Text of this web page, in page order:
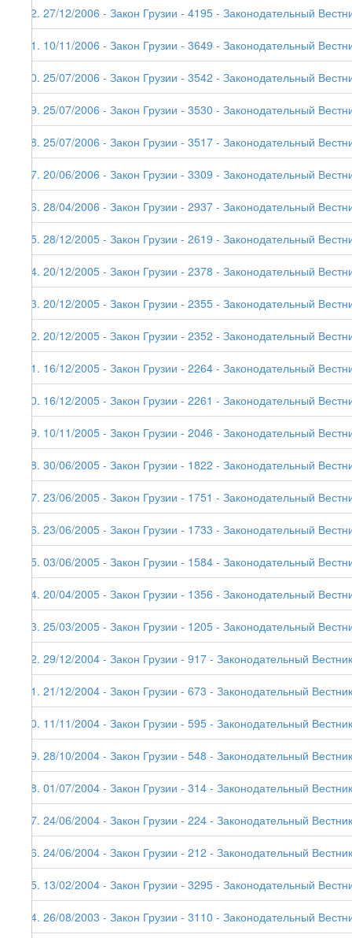
52. 27/12/2006 - Закон Грузии - 4195 - Законодательный
51. 10/11/2006 - Закон Грузии - 3649 - Законодательный
50. 25/07/2006 - Закон Грузии - 3542 - Законодательный
49. 25/07/2006 - Закон Грузии - 3530 - Законодательный
48. 25/07/2006 - Закон Грузии - 3517 - Законодательный
47. 20/06/2006 - Закон Грузии - 3309 - Законодательный
46. 28/04/2006 - Закон Грузии - 2937 - Законодательный
45. 28/12/2005 - Закон Грузии - 2619 - Законодательный
44. 20/12/2005 - Закон Грузии - 2378 - Законодательный
43. 20/12/2005 - Закон Грузии - 2355 - Законодательный
42. 20/12/2005 - Закон Грузии - 2352 - Законодательный
41. 16/12/2005 - Закон Грузии - 2264 - Законодательный
40. 16/12/2005 - Закон Грузии - 2261 - Законодательный
39. 10/11/2005 - Закон Грузии - 2046 - Законодательный
38. 30/06/2005 - Закон Грузии - 1822 - Законодательный
37. 23/06/2005 - Закон Грузии - 1751 - Законодательный
36. 23/06/2005 - Закон Грузии - 1733 - Законодательный
35. 03/06/2005 - Закон Грузии - 1584 - Законодательный
34. 20/04/2005 - Закон Грузии - 1356 - Законодательный
33. 25/03/2005 - Закон Грузии - 1205 - Законодательный
32. 29/12/2004 - Закон Грузии - 917 - Законодательный
31. 21/12/2004 - Закон Грузии - 673 - Законодательный
30. 11/11/2004 - Закон Грузии - 595 - Законодательный
29. 28/10/2004 - Закон Грузии - 548 - Законодательный
28. 01/07/2004 - Закон Грузии - 314 - Законодательный
27. 24/06/2004 - Закон Грузии - 224 - Законодательный
26. 24/06/2004 - Закон Грузии - 212 - Законодательный
25. 13/02/2004 - Закон Грузии - 3295 - Законодательный
24. 26/08/2003 - Закон Грузии - 3110 - Законодательный